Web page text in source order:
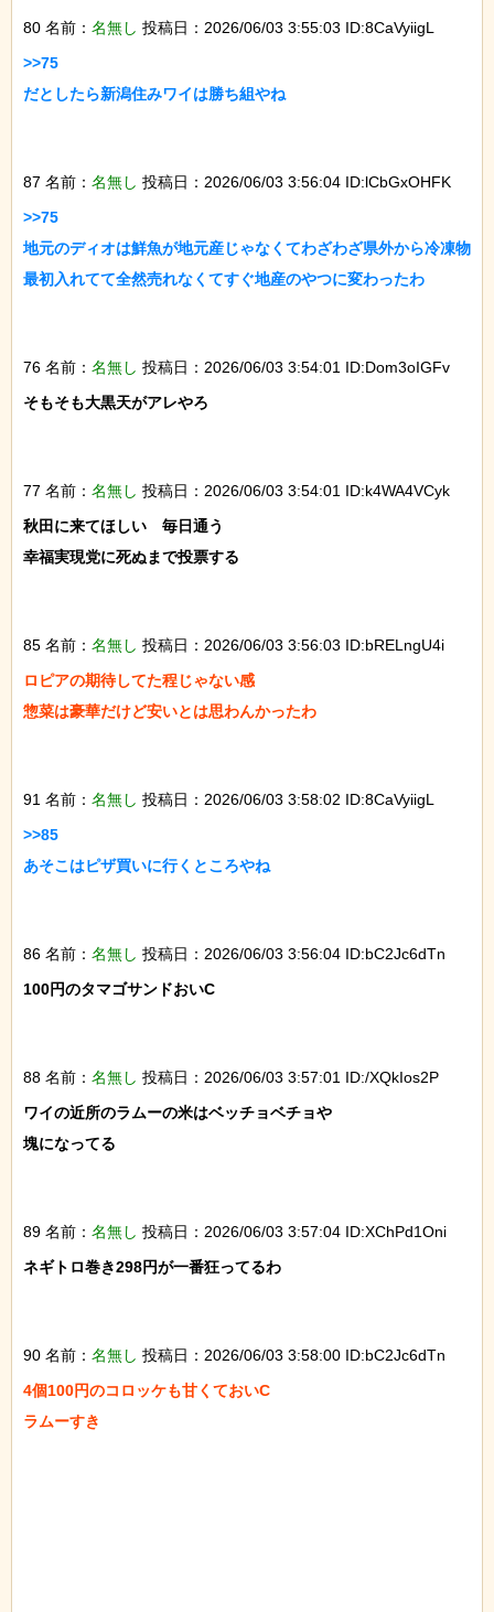
80 名前： 名無し 投稿日：2026/06/03 3:55:03 ID:8CaVyiigL
>>75
だとしたら新潟住みワイは勝ち組やね
87 名前： 名無し 投稿日：2026/06/03 3:56:04 ID:lCbGxOHFK
>>75
地元のディオは鮮魚が地元産じゃなくてわざわざ県外から冷凍物
最初入れてて全然売れなくてすぐ地産のやつに変わったわ
76 名前： 名無し 投稿日：2026/06/03 3:54:01 ID:Dom3oIGFv
そもそも大黒天がアレやろ
77 名前： 名無し 投稿日：2026/06/03 3:54:01 ID:k4WA4VCyk
秋田に来てほしい　毎日通う
幸福実現党に死ぬまで投票する
85 名前： 名無し 投稿日：2026/06/03 3:56:03 ID:bRELngU4i
ロピアの期待してた程じゃない感
惣菜は豪華だけど安いとは思わんかったわ
91 名前： 名無し 投稿日：2026/06/03 3:58:02 ID:8CaVyiigL
>>85
あそこはピザ買いに行くところやね
86 名前： 名無し 投稿日：2026/06/03 3:56:04 ID:bC2Jc6dTn
100円のタマゴサンドおいC
88 名前： 名無し 投稿日：2026/06/03 3:57:01 ID:/XQkIos2P
ワイの近所のラムーの米はベッチョベチョや
塊になってる
89 名前： 名無し 投稿日：2026/06/03 3:57:04 ID:XChPd1Oni
ネギトロ巻き298円が一番狂ってるわ
90 名前： 名無し 投稿日：2026/06/03 3:58:00 ID:bC2Jc6dTn
4個100円のコロッケも甘くておいC
ラムーすき